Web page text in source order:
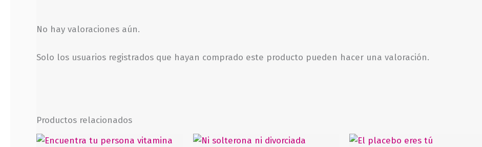
No hay valoraciones aún.
Solo los usuarios registrados que hayan comprado este producto pueden hacer una valoración.
Productos relacionados